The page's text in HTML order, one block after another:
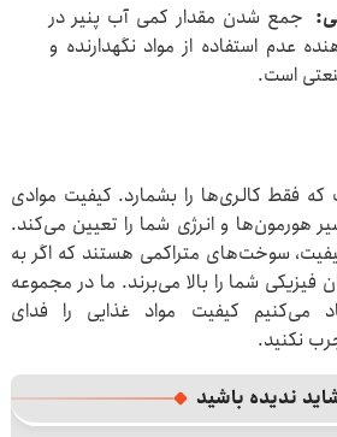
: جمع شدن مقدار کمی آب پنیر در
عدم استفاده از مواد نگهدارنده و
است.
فقط کالری‌ها را بشمارد. کیفیت موادی
هورمون‌ها و انرژی شما را تعیین می‌کند.
سوخت‌های متراکمی هستند که اگر به
فیزیکی شما را بالا می‌برند. ما در مجموعه
می‌کنیم کیفیت مواد غذایی را فدای
نکنید.
ندیده باشید